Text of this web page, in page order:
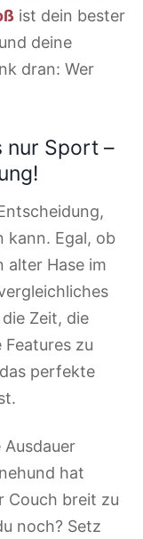
ist dein bester
deine
dran: Wer
nur Sport –
kann. Egal, ob
alter Hase im
Zeit, die
zu
perfekte
hat
Couch breit zu
noch? Setz